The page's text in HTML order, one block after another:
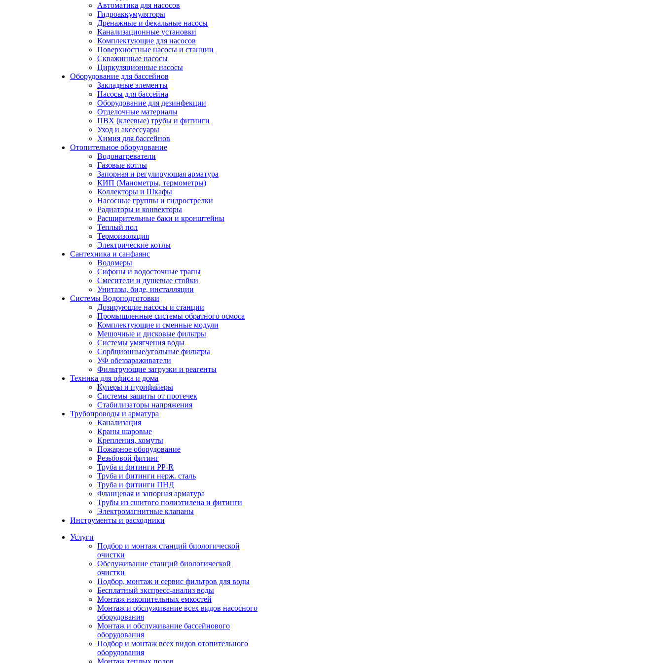
Автоматика для насосов
Гидроаккумуляторы
Дренажные и фекальные насосы
Канализационные установки
Комплектующие для насосов
Поверхностные насосы и станции
Скважинные насосы
Циркуляционные насосы
Оборудование для бассейнов
Закладные элементы
Насосы для бассейна
Оборудование для дезинфекции
Отделочные материалы
ПВХ (клеевые) трубы и фитинги
Уход и аксессуары
Химия для бассейнов
Отопительное оборудование
Водонагреватели
Газовые котлы
Запорная и регулирующая арматура
КИП (Манометры, термометры)
Коллекторы и Шкафы
Насосные группы и гидрострелки
Радиаторы и конвекторы
Расширительные баки и кронштейны
Теплый пол
Термоизоляция
Электрические котлы
Сантехника и санфаянс
Водомеры
Сифоны и водосточные трапы
Смесители и душевые стойки
Унитазы, биде, инсталляции
Системы Водоподготовки
Дозирующие насосы и станции
Промышленные системы обратного осмоса
Комплектующие и сменные модули
Мешочные и дисковые фильтры
Системы умягчения воды
Сорбционные/угольные фильтры
УФ обеззараживатели
Фильтрующие загрузки и реагенты
Техника для офиса и дома
Кулеры и пурифайеры
Системы защиты от протечек
Стабилизаторы напряжения
Трубопроводы и арматура
Канализация
Краны шаровые
Крепления, хомуты
Пожарное оборудование
Резьбовой фитинг
Труба и фитинги PP-R
Труба и фитинги нерж. сталь
Труба и фитинги ПНД
Фланцевая и запорная арматура
Трубы из сшитого полиэтилена и фитинги
Электромагнитные клапаны
Инструменты и расходники
Услуги
Подбор и монтаж станций биологической
очистки
Обслуживание станций биологической
очистки
Подбор, монтаж и сервис фильтров для воды
Бесплатный экспресс-анализ воды
Монтаж накопительных емкостей
Монтаж и обслуживание всех видов насосного
оборудования
Монтаж и обслуживание бассейнового
оборудования
Подбор и монтаж всех видов отопительного
оборудования
Монтаж теплых полов